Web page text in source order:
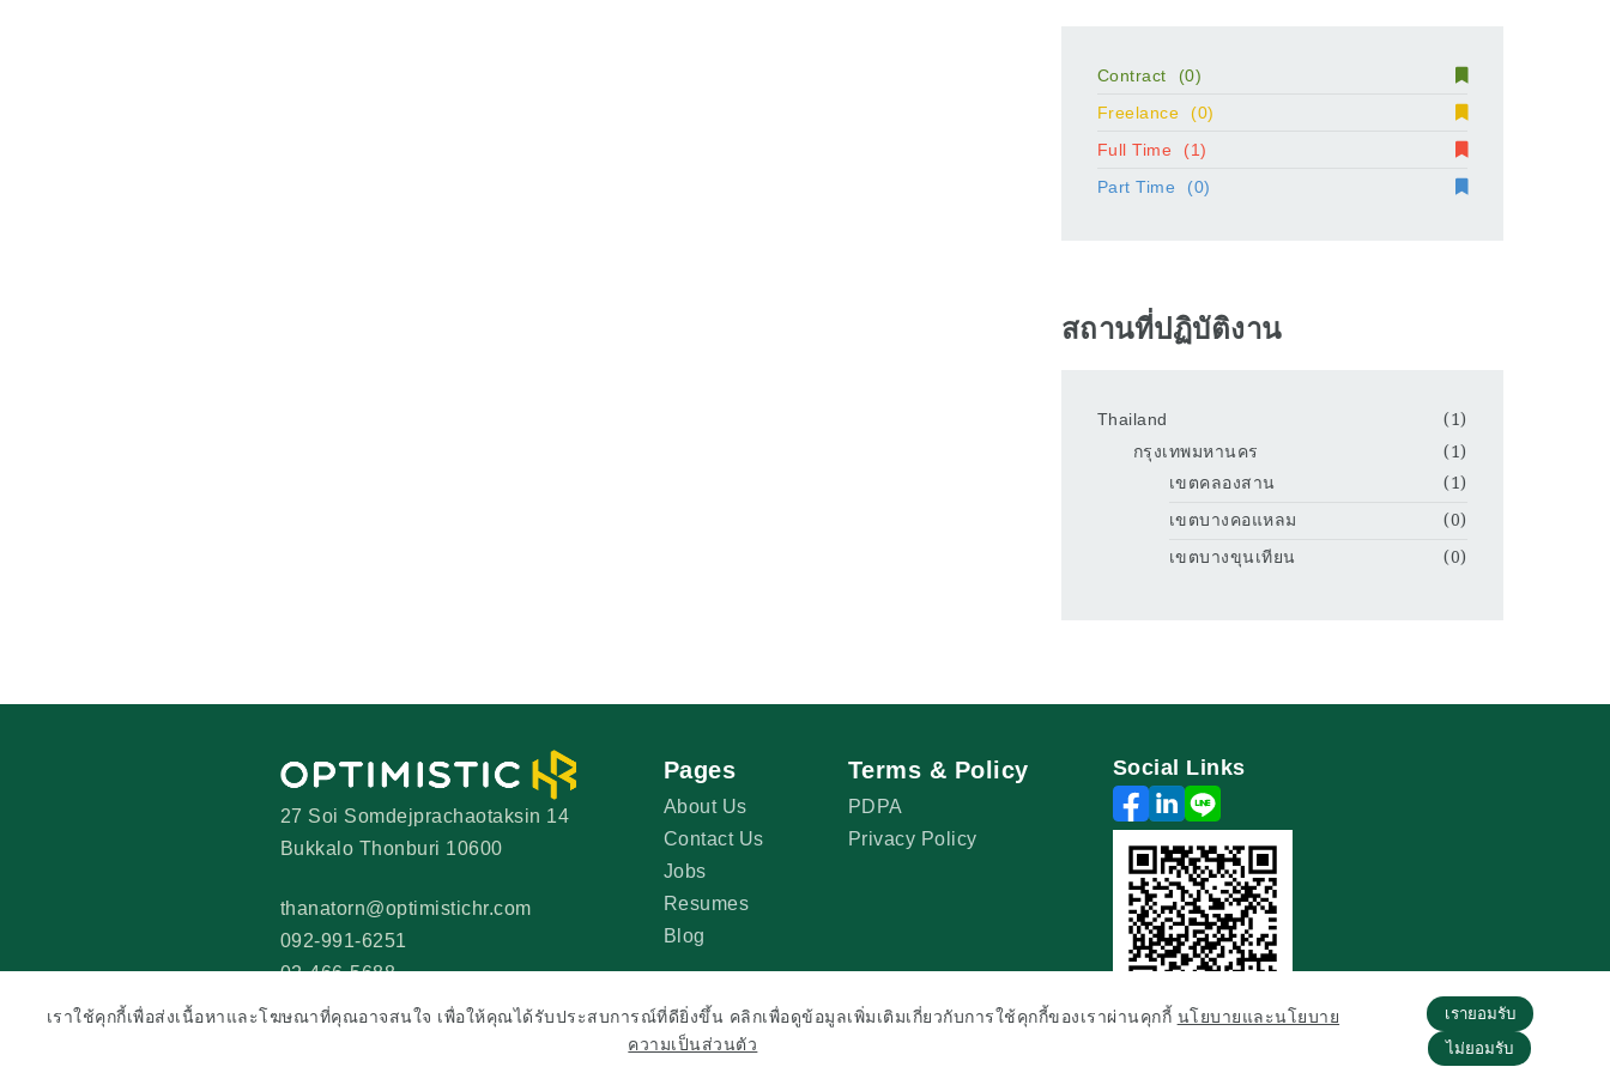
เราใช้คุกกี้เพื่อส่งเนื้อหาและโฆษณาที่คุณอาจสนใจ เพื่อให้คุณได้รับประสบการณ์ที่ดียิ่งขึ้น คลิกเพื่อดูข้อมูลเพิ่มเติมเกี่ยวกับการใช้คุกกี้ของเราผ่านคุกกี้ นโยบายและนโยบาย
ความเป็นส่วนตัว
เรายอมรับ
ไม่ยอมรับ
Contract
(0)
Freelance
(0)
Full Time
(1)
Part Time
(0)
สถานที่ปฏิบัติงาน
Thailand
(1)
กรุงเทพมหานคร
(1)
เขตคลองสาน
(1)
เขตบางคอแหลม
(0)
เขตบางขุนเทียน
(0)
27 Soi Somdejprachaotaksin 14
Bukkalo Thonburi 10600
thanatorn@optimistichr.com
092-991-6251
02-466-5688
Pages
About Us
Contact Us
Jobs
Resumes
Blog
Terms & Policy
PDPA
Privacy Policy
Social Links
©2026 Copyright All Right Reserved